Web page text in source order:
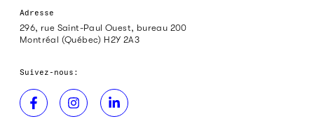
Adresse
296, rue Saint-Paul Ouest, bureau 200
Montréal (Québec) H2Y 2A3
Suivez-nous: